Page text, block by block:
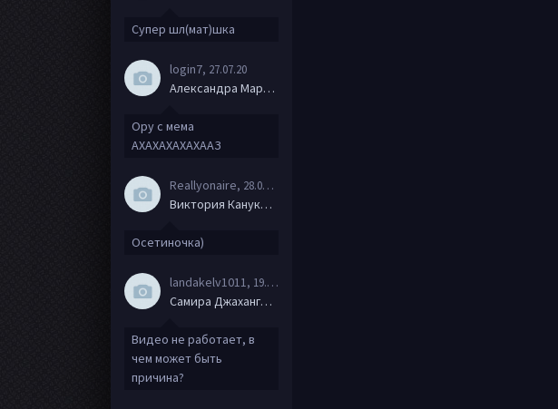
Супер шл(мат)шка
login7, 27.07.20
Александра Маркова
Ору с мема
АХАХАХАХАХААЗ
Reallyonaire, 28.06.20
Виктория Канукова
Осетиночка)
landakelv1011 , 19.06.20
Самира Джахангирова
Видео не работает, в
чем может быть
причина?